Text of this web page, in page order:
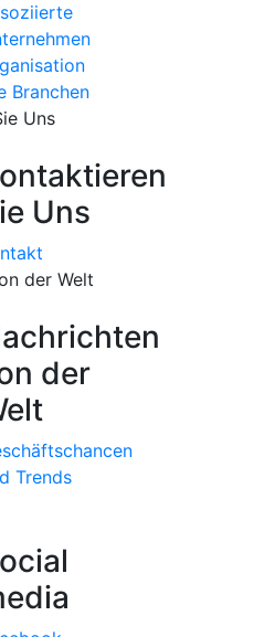
Branchen
Uns
Uns
der Welt
der
Trends